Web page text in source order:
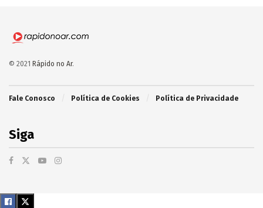
© 2021 Rápido no Ar.
Fale Conosco Política de Cookies Política de Privacidade
Siga